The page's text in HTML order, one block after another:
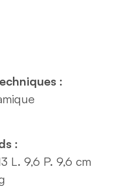
:
:
L. 9,6 P. 9,6 cm